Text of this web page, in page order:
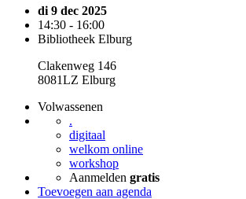
di 9 dec 2025
14:30 - 16:00
Bibliotheek Elburg
Clakenweg 146
8081LZ Elburg
Volwassenen
.
digitaal
welkom online
workshop
Aanmelden gratis
Toevoegen aan agenda